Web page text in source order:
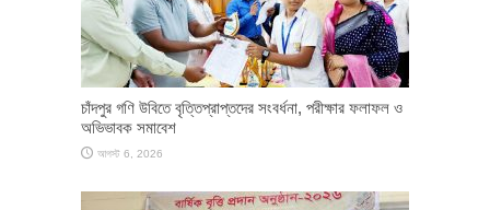
চাঁদপুর গণি উবিতে বৃত্তিপ্রাপ্তদের সংবর্ধনা, পরীক্ষার ফলাফল ও
অভিভাবক সমাবেশ
আগস্ট 6, 2026